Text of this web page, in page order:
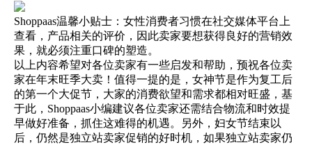
Shoppaas温馨小贴士：女性消费者习惯在社交媒体平台上
查看，产品相关的评价，因此卖家要想获得良好的营销效
果，就必须注重口碑的塑造。
以上内容希望对各位卖家有一些启发和帮助，预祝各位卖
家在年末旺季大卖！值得一提的是，女神节是作为复工后
的第一个大促节，大家的消费欲望和需求都相对旺盛，基
于此，Shoppaas小编建议各位卖家还需结合物流和时效提
早做好准备，抓住这难得的机遇。另外，妇女节结束以
后，仍然是独立站卖家促销的好时机，如果独立站卖家仍